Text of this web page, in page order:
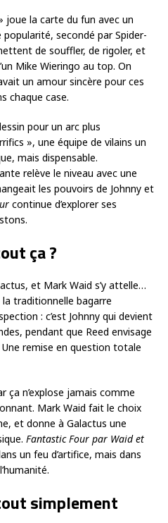
joue la carte du fun avec un
secondé par Spider-
de souffler, de rigoler, et
Mike Wieringo au top. On
un amour sincère pour ces
chaque case.
pour un arc plus
», une équipe de vilains un
mais dispensable.
relève le niveau avec une
les pouvoirs de Johnny et
continue d’explorer ses
ça ?
et Mark Waid s’y attelle…
traditionnelle bagarre
: c’est Johnny qui devient
pendant que Reed envisage
remise en question totale
ça n’explose jamais comme
Mark Waid fait le choix
et donne à Galactus une
Fantastic Four par Waid et
un feu d’artifice, mais dans
simplement